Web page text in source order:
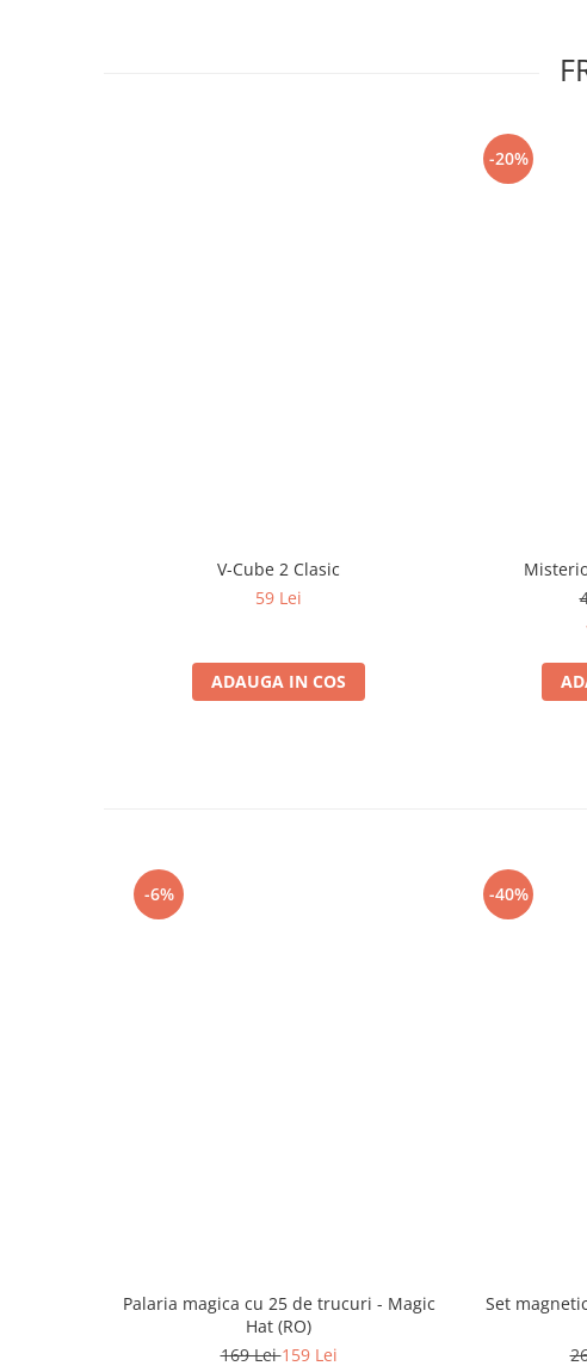
V-Cube 2 Clasic
59 Lei
ADAUGA IN COS
-20%
-6%
Palaria magica cu 25 de trucuri - Magic
Hat (RO)
169 Lei159 Lei
-40%
Set